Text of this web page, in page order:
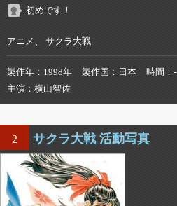
初めです！
アニメ、 サクラ大戦
製作年 1998年 製作国 日本 時間
主演
横山智佐
2 サクラ大戦 活動写真